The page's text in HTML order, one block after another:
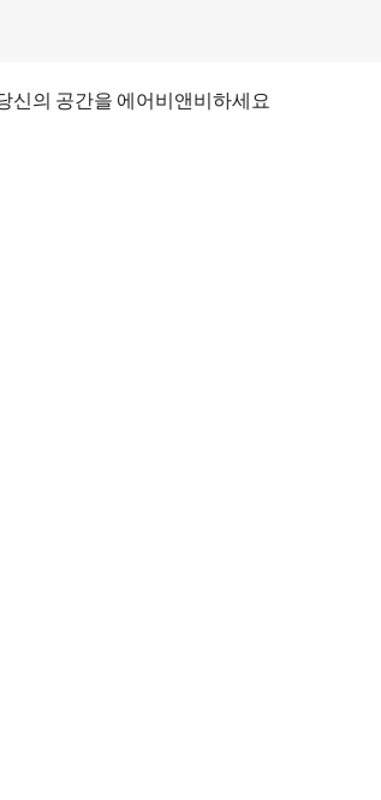
신의 공간을 에어비앤비하세요